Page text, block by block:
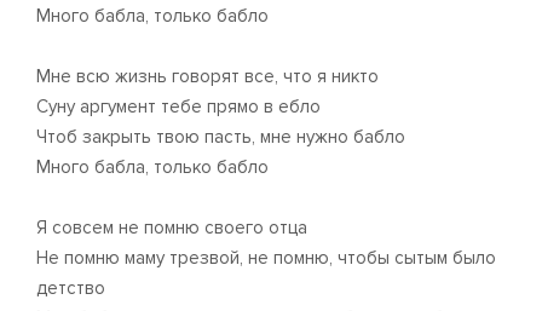
Много бабла, только бабло
Мне всю жизнь говорят все, что я никто
Суну аргумент тебе прямо в ебло
Чтоб закрыть твою пасть, мне нужно бабло
Много бабла, только бабло
Я совсем не помню своего отца
Не помню маму трезвой, не помню, чтобы сытым было
детство